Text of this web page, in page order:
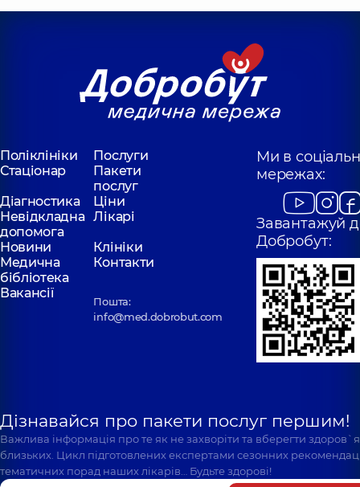
Поліклініки
Послуги
Стаціонар
Пакети
послуг
Діагностика
Ціни
Невідкладна
допомога
Лікарі
Новини
Клініки
Медична
бібліотека
Контакти
Вакансії
Пошта:
info@med.dobrobut.com
Ми в
мережах:
Завантажуй
Добробут:
Дізнавайся про пакети послуг першим!
Важлива інформація про те як не захворіти та вберегти
близьких. Цикл підготовлених експертами сезонних
тематичних порад наших лікарів… Будьте здорові!